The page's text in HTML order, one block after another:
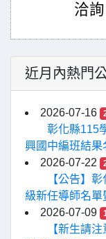
洽詢
近月內熱門
2026-07-16
彰化縣115
興國中編班結果
2026-07-22
【公告】
級新任導師名單
2026-07-09
【新生請